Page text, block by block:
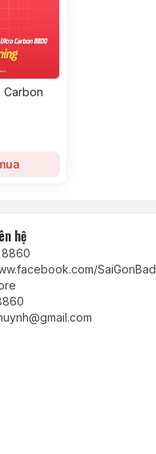
Carbon
hệ
SaiGonBad